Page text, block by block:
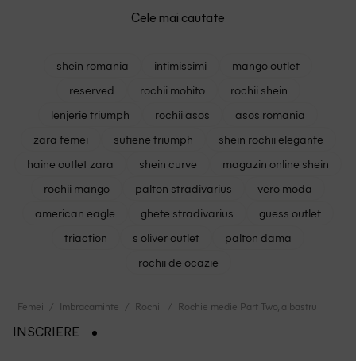
Cele mai cautate
shein romania intimissimi
mango outlet
reserved
rochii mohito
rochii shein
lenjerie triumph
rochii asos
asos romania
zara femei
sutiene triumph
shein rochii elegante
haine outlet zara
shein curve
magazin online shein
rochii mango
palton stradivarius
vero moda
american eagle
ghete stradivarius
guess outlet
triaction
s oliver outlet
palton dama
rochii de ocazie
Femei Imbracaminte Rochii Rochie medie Part Two, albastru
INSCRIERE